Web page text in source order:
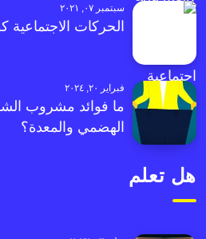
سبتمبر ٠٧, ٢٠٢١
الحركات الاجتماعية
فبراير ٢٠, ٢٠٢٤
ما فوائد مشروب
الهضمي والمعدة؟
هل تعلم